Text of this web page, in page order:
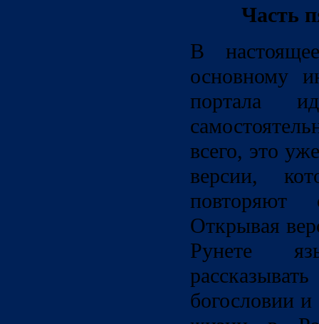
Часть
В
основному
портала
всего, это
версии,
повторяют
Открывая
Рунете
богословии